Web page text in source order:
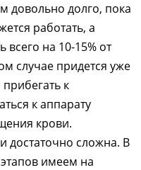
довольно долго, пока
работать, а
всего на 10-15% от
случае придется уже
к
к аппарату
крови.
достаточно сложна. В
имеем на